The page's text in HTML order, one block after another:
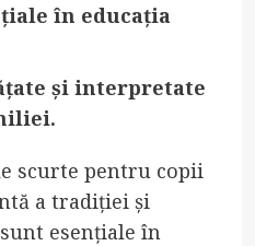
în educația
și interpretate
scurte pentru copii
a tradiției și
esențiale în